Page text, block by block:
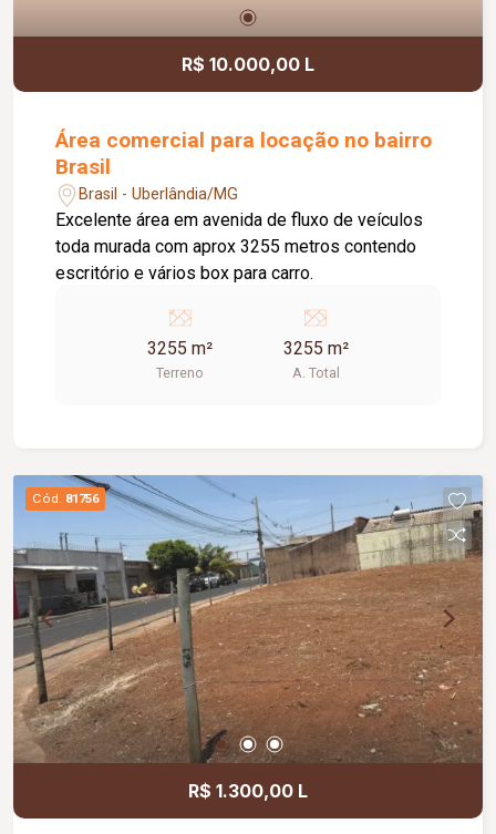
R$ 10.000,00 L
Área comercial para locação no bairro
Brasil
Brasil - Uberlândia/MG
Excelente área em avenida de fluxo de veículos
toda murada com aprox 3255 metros contendo
escritório e vários box para carro.
3255 m²
Terreno
3255 m²
A. Total
Cód. 81756
R$ 1.300,00 L